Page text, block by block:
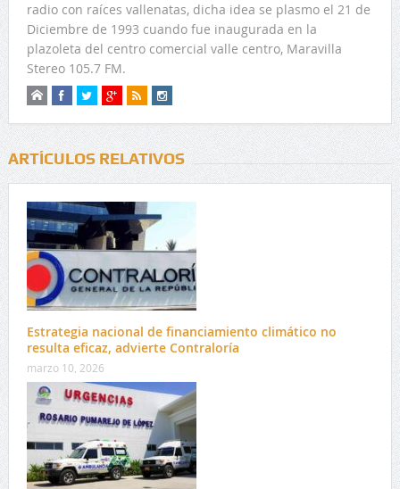
radio con raíces vallenatas, dicha idea se plasmo el 21 de
Diciembre de 1993 cuando fue inaugurada en la
plazoleta del centro comercial valle centro, Maravilla
Stereo 105.7 FM.
ARTÍCULOS RELATIVOS
Estrategia nacional de financiamiento climático no
resulta eficaz, advierte Contraloría
marzo 10, 2026